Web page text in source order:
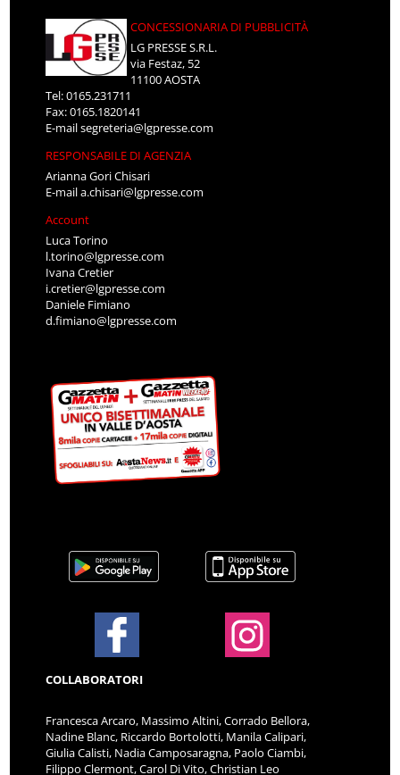
CONCESSIONARIA DI PUBBLICITÀ
LG PRESSE S.R.L.
via Festaz, 52
11100 AOSTA
Tel: 0165.231711
Fax: 0165.1820141
E-mailsegreteria@lgpresse.com
RESPONSABILE DI AGENZIA
Arianna Gori Chisari
E-maila.chisari@lgpresse.com
Account
Luca Torino
l.torino@lgpresse.com
Ivana Cretier
i.cretier@lgpresse.com
Daniele Fimiano
d.fimiano@lgpresse.com
COLLABORATORI
Francesca Arcaro, Massimo Altini, Corrado Bellora,
Nadine Blanc, Riccardo Bortolotti, Manila Calipari,
Giulia Calisti, Nadia Camposaragna, Paolo Ciambi,
Filippo Clermont, Carol Di Vito, Christian Leo